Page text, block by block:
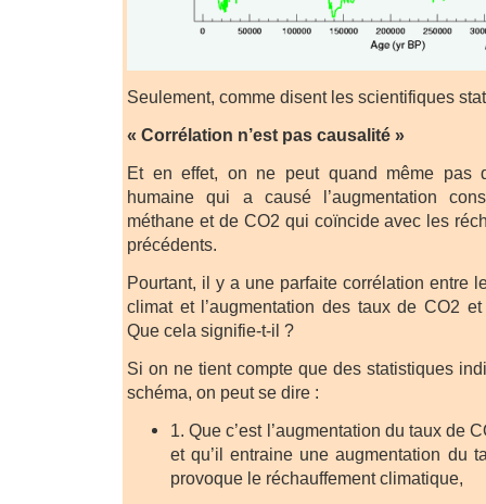
Seulement, comme disent les scientifiques
« Corrélation n’est pas causalité »
Et en effet, on ne peut quand même pas
humaine qui a causé l’augmentation
méthane et de CO2 qui coïncide avec les
précédents.
Pourtant, il y a une parfaite corrélation entre
climat et l’augmentation des taux de CO2
Que cela signifie-t-il ?
Si on ne tient compte que des statistiques
schéma, on peut se dire :
1. Que c’est l’augmentation du taux de
et qu’il entraine une augmentation du
provoque le réchauffement climatique,